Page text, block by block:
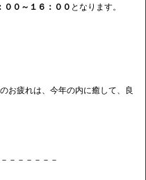
００～１６：００ となります。
お疲れは、今年の内に癒して、良
－－－－－－